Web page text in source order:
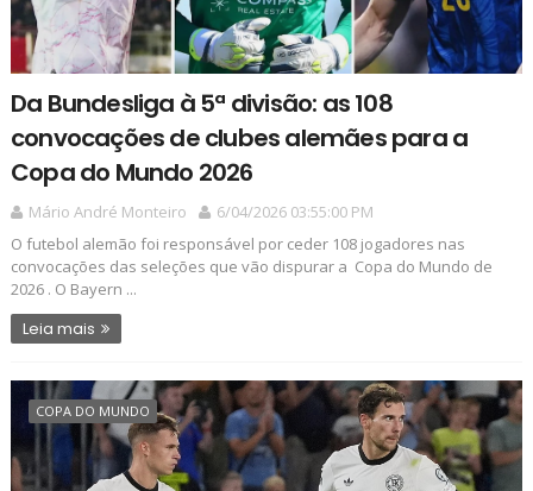
Da Bundesliga à 5ª divisão: as 108
convocações de clubes alemães para a
Copa do Mundo 2026
Mário André Monteiro
6/04/2026 03:55:00 PM
O futebol alemão foi responsável por ceder 108 jogadores nas
convocações das seleções que vão dispurar a Copa do Mundo de
2026 . O Bayern ...
Leia mais
COPA DO MUNDO